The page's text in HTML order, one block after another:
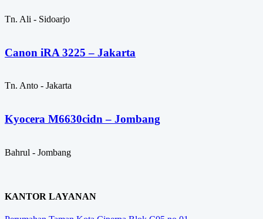
Tn. Ali - Sidoarjo
Canon iRA 3225 – Jakarta
Tn. Anto - Jakarta
Kyocera M6630cidn – Jombang
Bahrul - Jombang
KANTOR LAYANAN